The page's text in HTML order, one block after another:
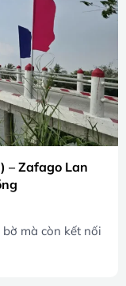
– Zafago Lan
mà còn kết nối